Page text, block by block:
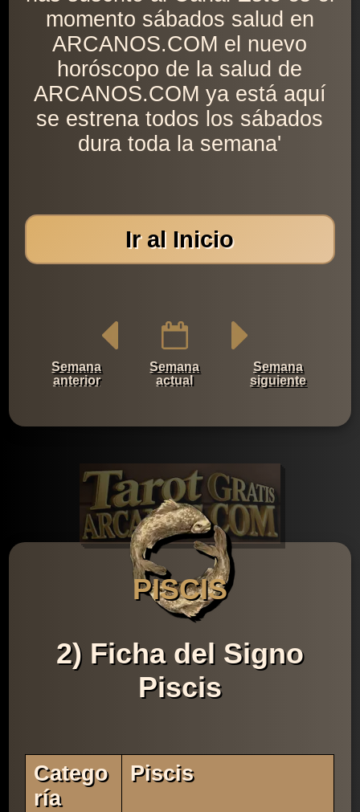
momento sábados salud en
ARCANOS.COM el nuevo
horóscopo de la salud de
ARCANOS.COM ya está aquí
se estrena todos los sábados
dura toda la semana'
Ir al Inicio
Semana
anterior
Semana
actual
Semana
siguiente
PISCIS
2) Ficha del Signo
Piscis
Catego
Ría
Piscis